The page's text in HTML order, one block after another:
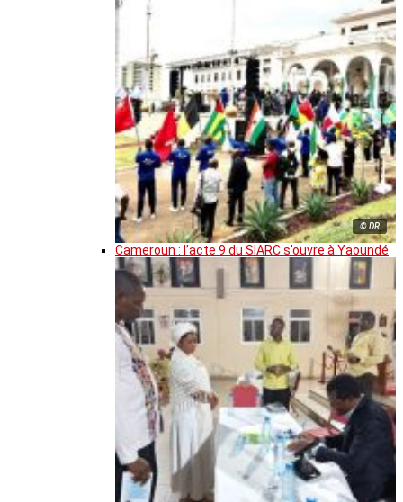
© DR
Cameroun : l’acte 9 du SIARC s’ouvre à Yaoundé